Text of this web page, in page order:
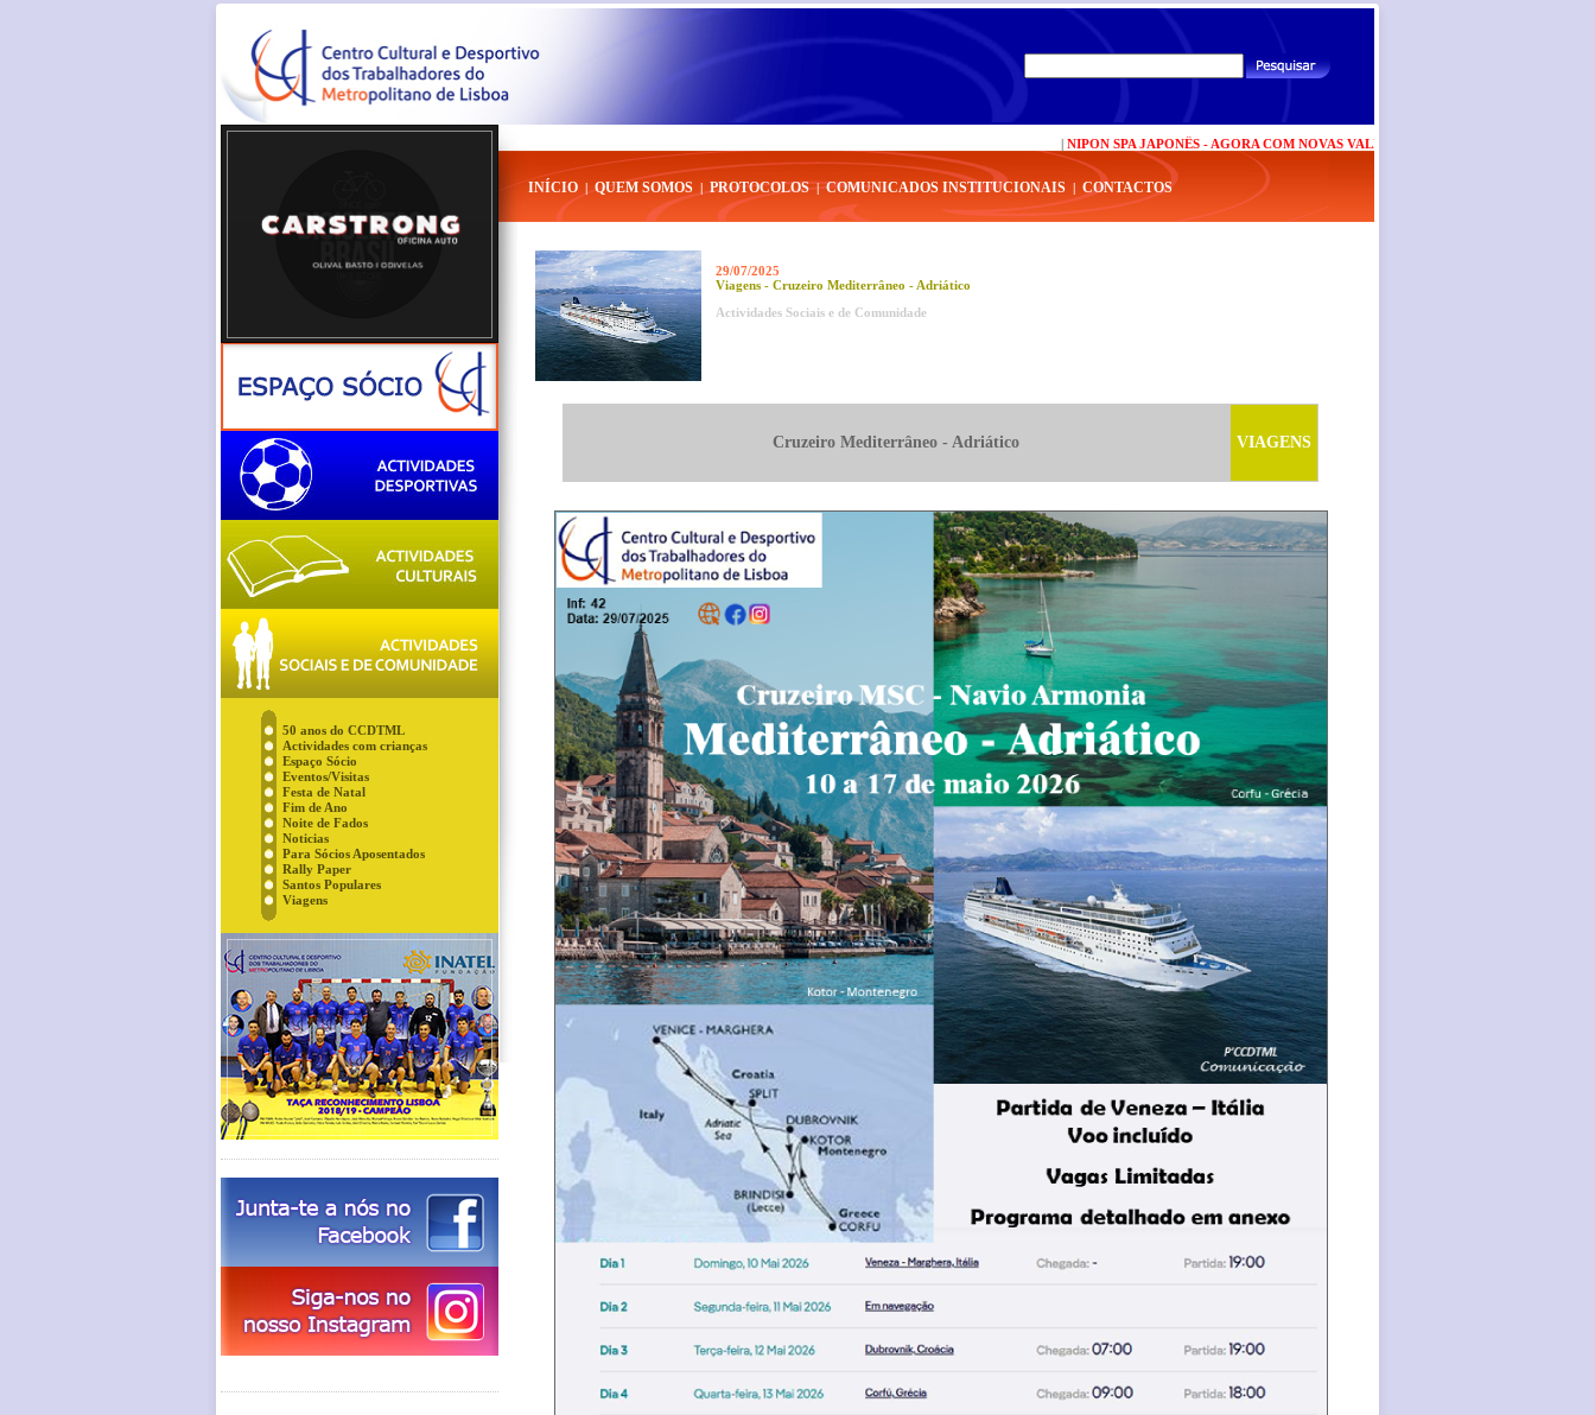
NIPON SPA JAPONÊS - AGORA COM NOVAS VALÊNCIAS
INÍCIO | QUEM SOMOS | PROTOCOLOS | COMUNICADOS INSTITUCIONAIS | CONTACTOS
50 anos do CCDTML
Actividades com crianças
Espaço Sócio
Eventos/Visitas
Festa de Natal
Fim de Ano
Noite de Fados
Noticias
Para Sócios Aposentados
Rally Paper
Santos Populares
Viagens
29/07/2025
Viagens - Cruzeiro Mediterrâneo - Adriático
Actividades Sociais e de Comunidade
Cruzeiro Mediterrâneo - Adriático VIAGENS